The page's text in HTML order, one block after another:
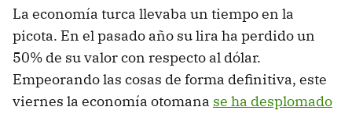
La economía turca llevaba un tiempo en la
picota. En el pasado año su lira ha perdido un
50% de su valor con respecto al dólar.
Empeorando las cosas de forma definitiva, este
viernes la economía otomana se ha desplomado